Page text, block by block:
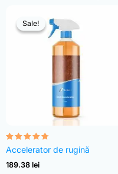
Sale!
Sale!
Evaluat la
4.68
din 5
Accelerator de rugină
189.38 lei